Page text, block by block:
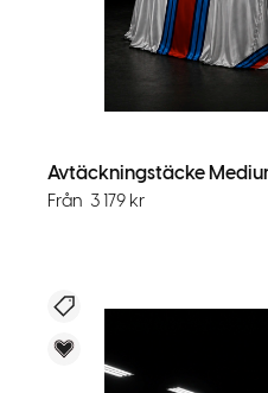
Avtäckningstäcke
Från 3 179 kr
Nyhet